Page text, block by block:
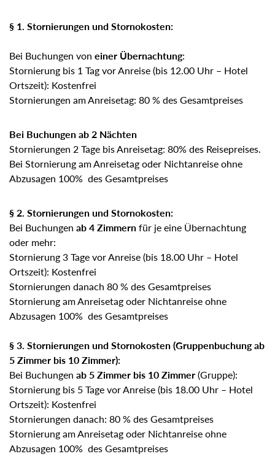
§ 1. Stornierungen und Stornokosten:
Bei Buchungen von einer Übernachtung:
Stornierung bis 1 Tag vor Anreise (bis 12.00 Uhr – Hotel
Ortszeit): Kostenfrei
Stornierungen am Anreisetag: 80 % des Gesamtpreises
Bei Buchungen ab 2 Nächten
Stornierungen 2 Tage bis Anreisetag: 80% des Reisepreises.
Bei Stornierung am Anreisetag oder Nichtanreise ohne
Abzusagen 100% des Gesamtpreises
§ 2. Stornierungen und Stornokosten:
Bei Buchungen ab 4 Zimmernfür je eine Übernachtung
oder mehr:
Stornierung 3 Tage vor Anreise (bis 18.00 Uhr – Hotel
Ortszeit): Kostenfrei
Stornierungen danach 80 % des Gesamtpreises
Stornierung am Anreisetag oder Nichtanreise ohne
Abzusagen 100% des Gesamtpreises
§ 3. Stornierungen und Stornokosten (Gruppenbuchung ab
5 Zimmer bis 10 Zimmer):
Bei Buchungen ab 5 Zimmer bis 10 Zimmer(Gruppe):
Stornierung bis 5 Tage vor Anreise (bis 18.00 Uhr – Hotel
Ortszeit): Kostenfrei
Stornierungen danach: 80 % des Gesamtpreises
Stornierung am Anreisetag oder Nichtanreise ohne
Abzusagen 100% des Gesamtpreises